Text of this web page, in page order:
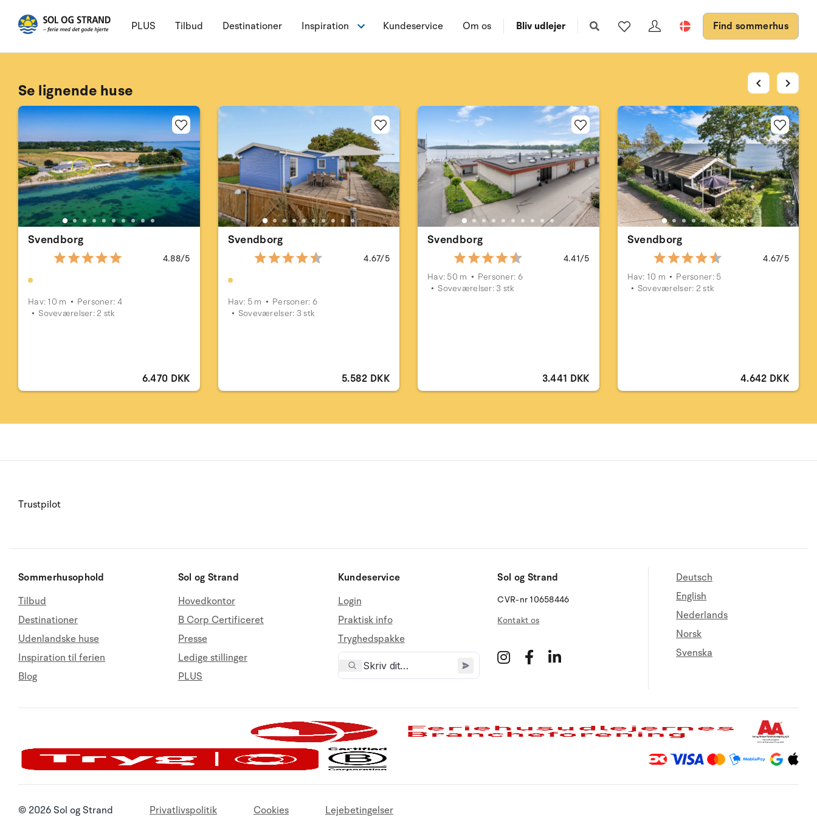
PLUS Tilbud Destinationer Inspiration Kundeservice Om os Bliv udlejer Find sommerhus
Se lignende huse
Svendborg
4.88/5
Hav: 10 m
Personer: 4
Soveværelser: 2 stk
6.470 DKK
Svendborg
4.67/5
Hav: 5 m
Personer: 6
Soveværelser: 3 stk
5.582 DKK
Svendborg
4.41/5
Hav: 50 m
Personer: 6
Soveværelser: 3 stk
3.441 DKK
Svendborg
4.67/5
Hav: 10 m
Personer: 5
Soveværelser: 2 stk
4.642 DKK
chevron_left chevron_right
Trustpilot
Sommerhusophold
Tilbud
Destinationer
Udenlandske huse
Inspiration til ferien
Blog
Sol og Strand
Hovedkontor
B Corp Certificeret
Presse
Ledige stillinger
PLUS
Kundeservice
Login
Praktisk info
Tryghedspakke
Sol og Strand
CVR-nr 10658446
Kontakt os
Deutsch
English
Nederlands
Norsk
Svenska
© 2026 Sol og Strand Privatlivspolitik Cookies Lejebetingelser